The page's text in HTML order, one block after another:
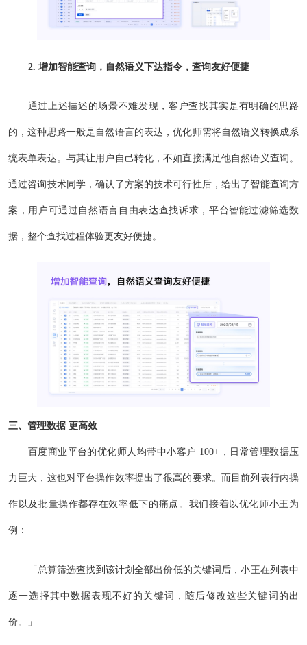
2. 增加智能查询，自然语义下达指令，查询友好便捷
通过上述描述的场景不难发现，客户查找其实是有明确的思路
的，这种思路一般是自然语言的表达，优化师需将自然语义转换成系
统表单表达。与其让用户自己转化，不如直接满足他自然语义查询。
通过咨询技术同学，确认了方案的技术可行性后，给出了智能查询方
案，用户可通过自然语言自由表达查找诉求，平台智能过滤筛选数
据，整个查找过程体验更友好便捷。
三、管理数据 更高效
百度商业平台的优化师人均带中小客户 100+，日常管理数据压
力巨大，这也对平台操作效率提出了很高的要求。而目前列表行内操
作以及批量操作都存在效率低下的痛点。我们接着以优化师小王为
例：
「总算筛选查找到该计划全部出价低的关键词后，小王在列表中
逐一选择其中数据表现不好的关键词，随后修改这些关键词的出
价。」